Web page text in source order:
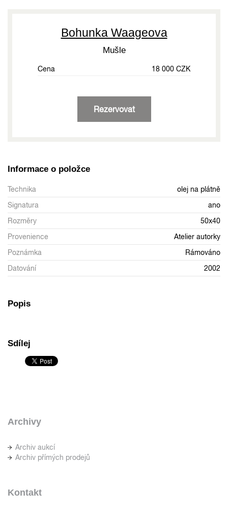
Bohunka Waageova
Mušle
Cena 18 000 CZK
Rezervovat
Informace o položce
Technika
olej na plátně
Signatura
ano
Rozměry
50x40
Provenience
Atelier autorky
Poznámka
Rámováno
Datování
2002
Popis
Sdílej
Archivy
Archiv aukcí
Archiv přímých prodejů
Kontakt